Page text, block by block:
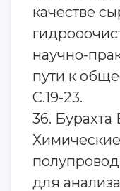
качестве
научно-
пути к
С.19-23.
36. Бурахта
для